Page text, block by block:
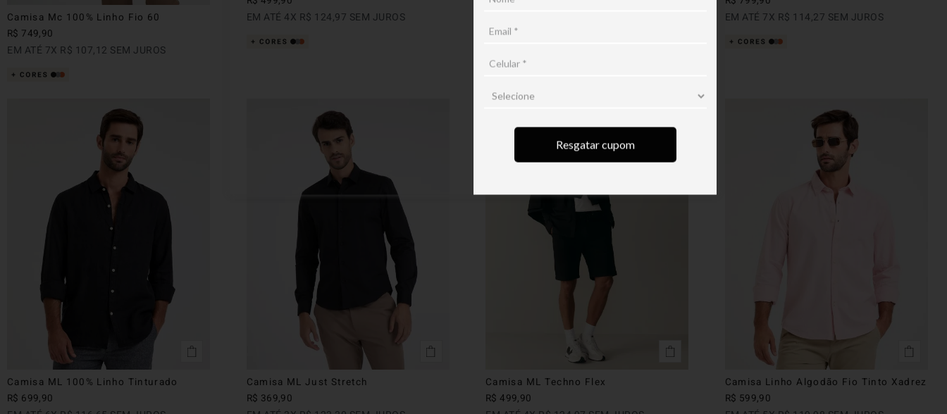
Resgatar cupom
Camisa Mc 100% Linho Fio 60
R$ 749,90
EM ATÉ 7X R$ 107,12 SEM JUROS
EM ATÉ 4X R$ 124,97 SEM JUROS
EM ATÉ
EM ATÉ 7X R$ 114,27 SEM JUROS
Camisa ML 100% Linho Tinturado
R$ 699,90
Camisa ML Just Stretch
R$ 369,90
Camisa ML Techno Flex
R$ 499,90
Camisa Linho Algodão Fio Tinto Xadrez
R$ 599,90